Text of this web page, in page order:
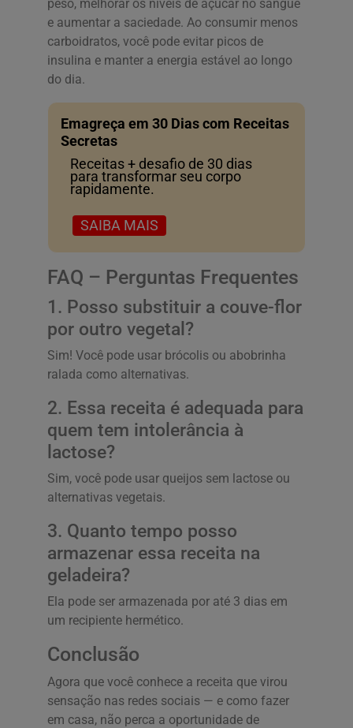
peso, melhorar os níveis de açúcar no sangue
e aumentar a saciedade. Ao consumir menos
carboidratos, você pode evitar picos de
insulina e manter a energia estável ao longo
do dia.
Emagreça em 30 Dias com Receitas
Secretas
Receitas + desafio de 30 dias
para transformar seu corpo
rapidamente.
SAIBA MAIS
FAQ – Perguntas Frequentes
1. Posso substituir a couve-flor
por outro vegetal?
Sim! Você pode usar brócolis ou abobrinha
ralada como alternativas.
2. Essa receita é adequada para
quem tem intolerância à
lactose?
Sim, você pode usar queijos sem lactose ou
alternativas vegetais.
3. Quanto tempo posso
armazenar essa receita na
geladeira?
Ela pode ser armazenada por até 3 dias em
um recipiente hermético.
Conclusão
Agora que você conhece a receita que virou
sensação nas redes sociais — e como fazer
em casa, não perca a oportunidade de